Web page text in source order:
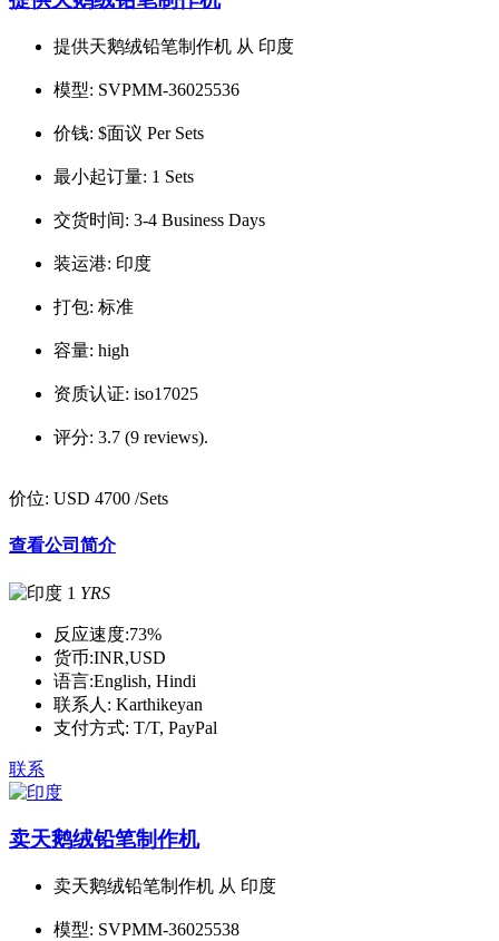
提供天鹅绒铅笔制作机 从 印度
模型: SVPMM-36025536
价钱: $面议 Per Sets
最小起订量: 1 Sets
交货时间: 3-4 Business Days
装运港: 印度
打包: 标准
容量: high
资质认证: iso17025
评分: 3.7 (9 reviews).
价位: USD 4700 /Sets
查看公司简介
1 YRS
反应速度:73%
货币:INR,USD
语言:English, Hindi
联系人: Karthikeyan
支付方式: T/T, PayPal
联系
卖天鹅绒铅笔制作机
卖天鹅绒铅笔制作机 从 印度
模型: SVPMM-36025538